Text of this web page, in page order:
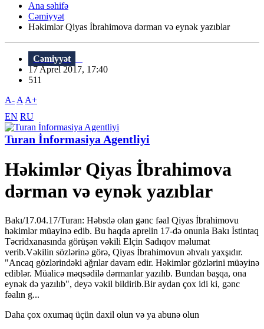
Ana səhifə
Cəmiyyət
Həkimlər Qiyas İbrahimova dərman və eynək yazıblar
Cəmiyyət
17 Aprel 2017, 17:40
511
A- A A+
EN RU
Turan İnformasiya Agentliyi
Həkimlər Qiyas İbrahimova
dərman və eynək yazıblar
Bakı/17.04.17/Turan: Həbsdə olan gənc fəal Qiyas İbrahimovu
həkimlər müayinə edib. Bu haqda aprelin 17-də onunla Bakı İstintaq
Təcridxanasında görüşən vəkili Elçin Sadıqov məlumat
verib.Vəkilin sözlərinə görə, Qiyas İbrahimovun əhvalı yaxşıdır.
"Ancaq gözlərindəki ağrılar davam edir. Həkimlər gözlərini müəyinə
ediblər. Müalicə məqsədilə dərmanlar yazılıb. Bundan başqa, ona
eynək də yazılıb", deyə vəkil bildirib.Bir aydan çox idi ki, gənc
fəalın g...
Daha çox oxumaq üçün daxil olun və ya abunə olun